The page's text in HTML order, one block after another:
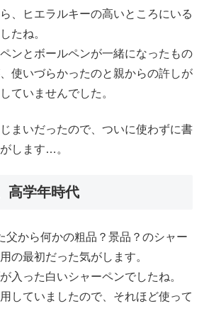
、ヒエラルキーの高いところにいる
たね。
ンとボールペンが一緒になったもの
使いづらかったのと親からの許しが
ていませんでした。
まいだったので、ついに使わずに書
します…。
高学年時代
父から何かの粗品？景品？のシャー
の最初だった気がします。
入った白いシャーペンでしたね。
していましたので、それほど使って